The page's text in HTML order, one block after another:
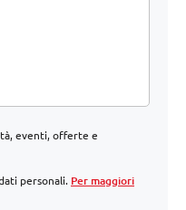
eventi, offerte e
personali. Per maggiori